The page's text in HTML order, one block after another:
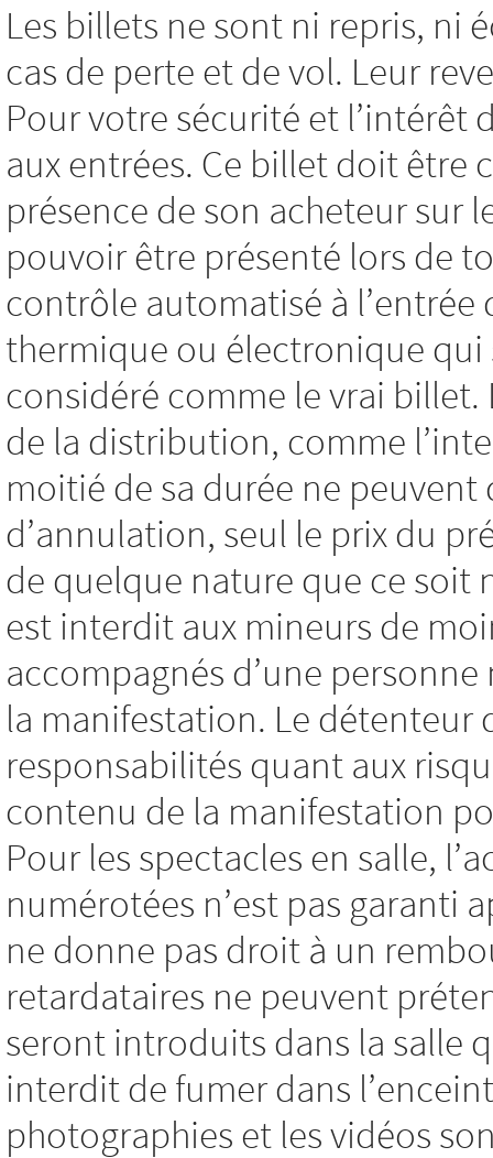
Les billets ne sont ni repris, ni
cas de perte et de vol. Leur
Pour votre sécurité et l’intérêt
aux entrées. Ce billet doit être
présence de son acheteur sur
pouvoir être présenté lors de
contrôle automatisé à
thermique ou électronique qui
considéré comme le vrai
de la distribution, comme
moitié de sa durée ne
d’annulation, seul le prix du
de quelque nature que ce soit
est interdit aux mineurs de
accompagnés d’une
la manifestation. Le détenteur
responsabilités quant aux
contenu de la manifestation
Pour les spectacles en salle,
numérotées n’est pas garanti
ne donne pas droit à un
retardataires ne peuvent
seront introduits dans la salle
interdit de fumer dans
photographies et les vidéos